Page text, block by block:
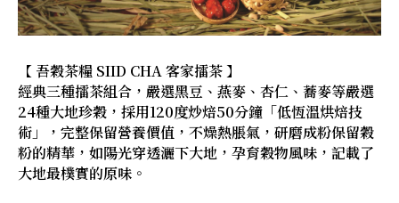
【 吾穀茶糧 SIID CHA 客家擂茶 】
經典三種擂茶組合，嚴選黑豆、燕麥、杏仁、蕎麥等嚴選
24種大地珍穀，採用120度炒焙50分鐘「低恆溫烘焙技
術」，完整保留營養價值，不燥熱脹氣，研磨成粉保留穀
粉的精華，如陽光穿透灑下大地，孕育穀物風味，記載了
大地最樸實的原味。